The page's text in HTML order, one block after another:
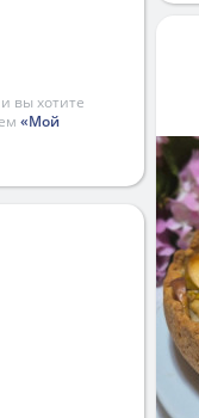
вы хотите
«Мой